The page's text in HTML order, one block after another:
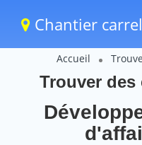
Chantier
Accueil
Trouver